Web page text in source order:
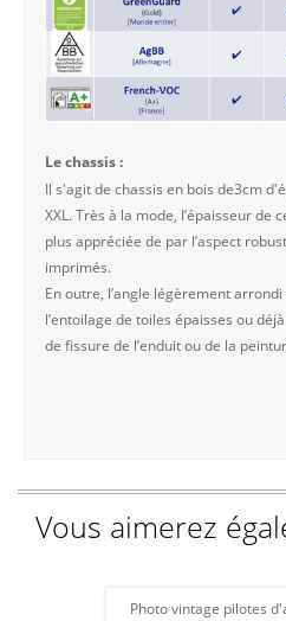
Le chassis :
Il s'agit de chassis en bois de3cm
XXL. Très à la mode, l’épaisseur de
plus appréciée de par l’aspect
imprimés.
En outre, l’angle légèrement
l’entoilage de toiles épaisses ou
de fissure de l’enduit ou de la
Vous aimerez
Photo vintage pilotes